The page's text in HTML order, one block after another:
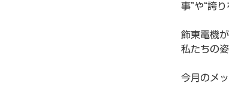
事”や“誇
飾東電機
私たちの
今月のメ